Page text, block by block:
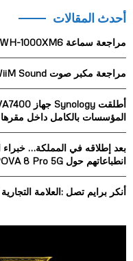
c
f
r
:
أحدث المقالات
مراجعة سماعة Sony WH-1000XM6
مراجعة مكبر صوت WiiM Sound
المؤسسات بالكامل داخل مقرها
بعد إطلاقه في المملكة… خبراء
انطباعاتهم حول TECNO POVA 8 Pro 5G
أنكر برايم تصل :العلامة